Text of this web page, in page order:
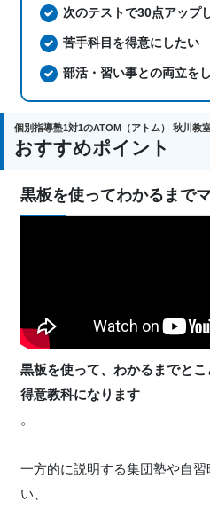
次のテストで30点アップ
苦手科目を得意にしたい
部活・習い事との両立を
個別指導塾1対1のATOM（アトム） 秋川教
おすすめポイント
黒板を使ってわかるまで
黒板を使って、わかるまでと
得意教科になります
。
一方的に説明する集団塾や自
い、